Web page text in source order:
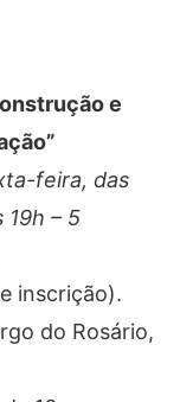
e
feira, das
19h – 5
inscrição).
do Rosário,